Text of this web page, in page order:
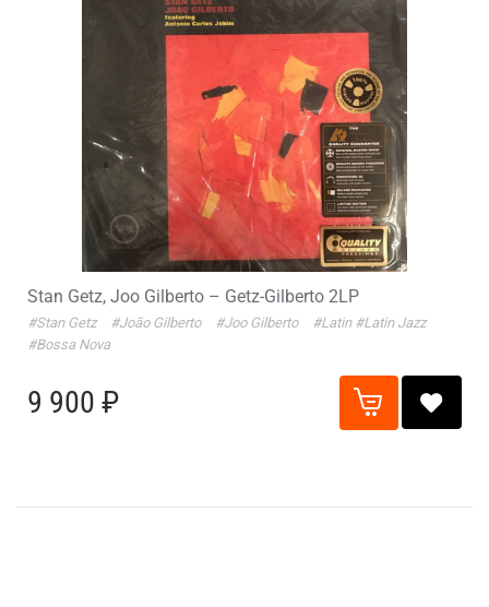
Stan Getz, Joo Gilberto – Getz-Gilberto 2LP
#Stan Getz #João Gilberto #Joo Gilberto #Latin #Latin Jazz
#Bossa Nova
9 900 ₽